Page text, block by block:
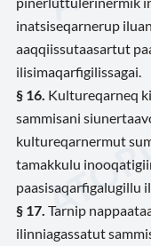
inatsiseqarnerup
aaqqiissutaasartut
ilisimaqarfigilissagai.
§ 16. Kultureqarneq
sammisani
kultureqarnermut
tamakkulu
paasisaqarfigalugillu
§ 17. Tarnip
ilinniagassatut